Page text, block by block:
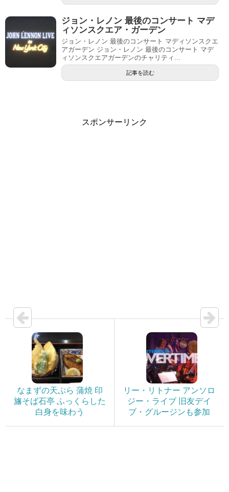
ジョン・レノン 最後のコンサート マデ
ィソンスクエア・ガーデン
ジョン・レノン 最後のコンサート マディソンスクエ
アガーデン ジョン・レノン 最後のコンサート マデ
ィソンスクエアガーデンのチャリティ...
記事を読む
スポンサーリンク
なまずの天ぷら 蒲焼 印
旛そば石亭 ふっくらした
白身を味わう
リー・リトナー アンソロ
ジー・ライブ 旧友デイ
ブ・グルージンも参加